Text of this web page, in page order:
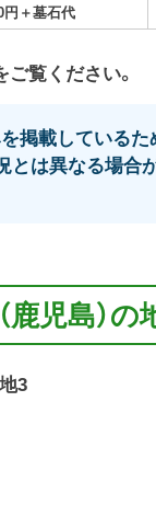
円＋墓石代
ご覧ください。
載しているた
は異なる場合
児島）の
3